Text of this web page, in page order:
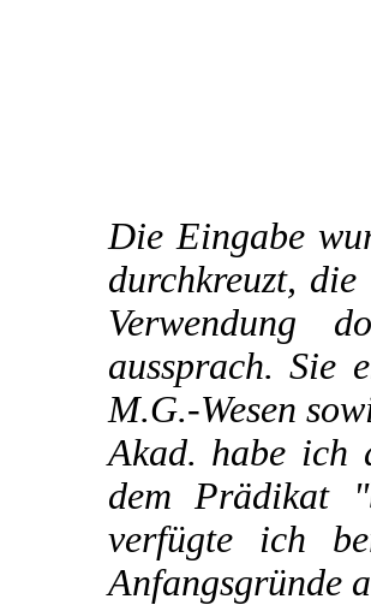
Die Eingabe
durchkreuzt,
Verwendung
aussprach. Sie
M.G.-Wesen
Akad. habe ich
dem Prädikat
verfügte ich
Anfangsgründe